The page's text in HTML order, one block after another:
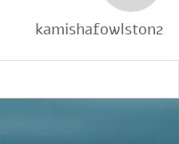
kamishafowlston2